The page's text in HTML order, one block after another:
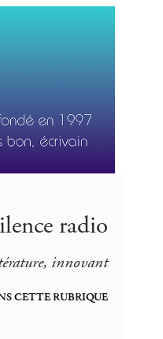
radio
innovant
CETTE RUBRIQUE